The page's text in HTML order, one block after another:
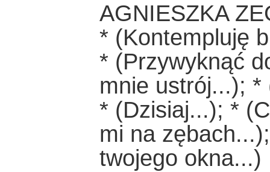
AGNIESZKA
* (Kontempluję
* (Przywyknąć
mnie ustrój...); *
* (Dzisiaj...); *
mi na
twojego okna...)